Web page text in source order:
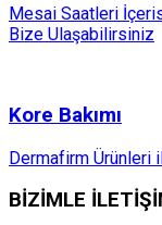
Mesai Saatleri
Bize Ulaşabilirsiniz
Kore Bakımı
Dermafirm Ürünleri
BİZİMLE